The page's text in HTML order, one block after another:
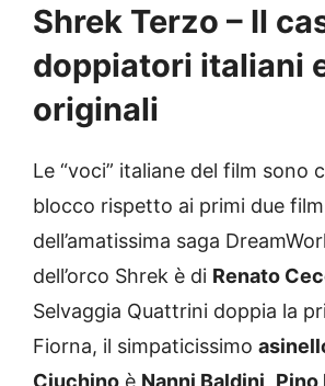
Shrek Terzo – Il
doppiatori italiani
originali
Le “voci” italiane del film sono
blocco rispetto ai primi due film
dell’amatissima saga
dell’orco Shrek è di Renato
Selvaggia Quattrini doppia la
Fiorna, il simpaticissimo
Ciuchino è Nanni Baldini Pino